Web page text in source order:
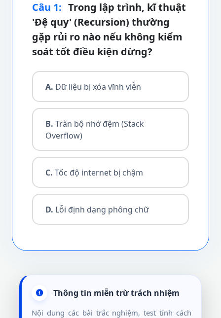
Câu 1: Trong lập trình, kĩ thuật
'Đệ quy' (Recursion) thường
gặp rủi ro nào nếu không kiểm
soát tốt điều kiện dừng?
A. Dữ liệu bị xóa vĩnh viễn
B. Tràn bộ nhớ đệm (Stack
Overflow)
C. Tốc độ internet bị chậm
D. Lỗi định dạng phông chữ
Thông tin miễn trừ trách nhiệm
Nội dung các bài trắc nghiệm, test tính cách